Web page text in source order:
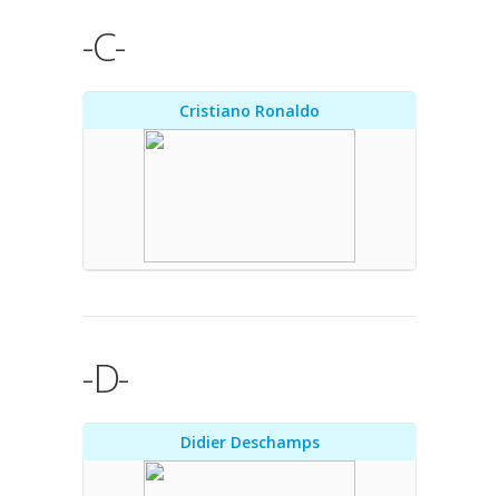
-C-
Cristiano Ronaldo
-D-
Didier Deschamps